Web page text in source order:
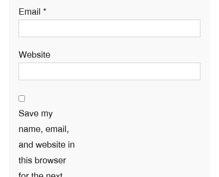
Email *
Website
Save my
name, email,
and website in
this browser